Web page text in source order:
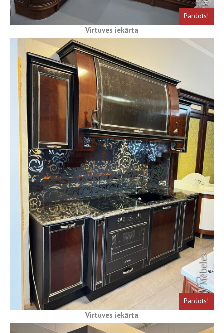
Pārdots!
Virtuves iekārta
Pārdots!
Virtuves iekārta